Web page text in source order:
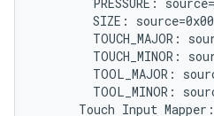
SIZE:
TOUCH_MAJOR:
TOUCH_MINOR:
TOOL_MAJOR:
TOOL_MINOR:
      Touch Input Mapper: